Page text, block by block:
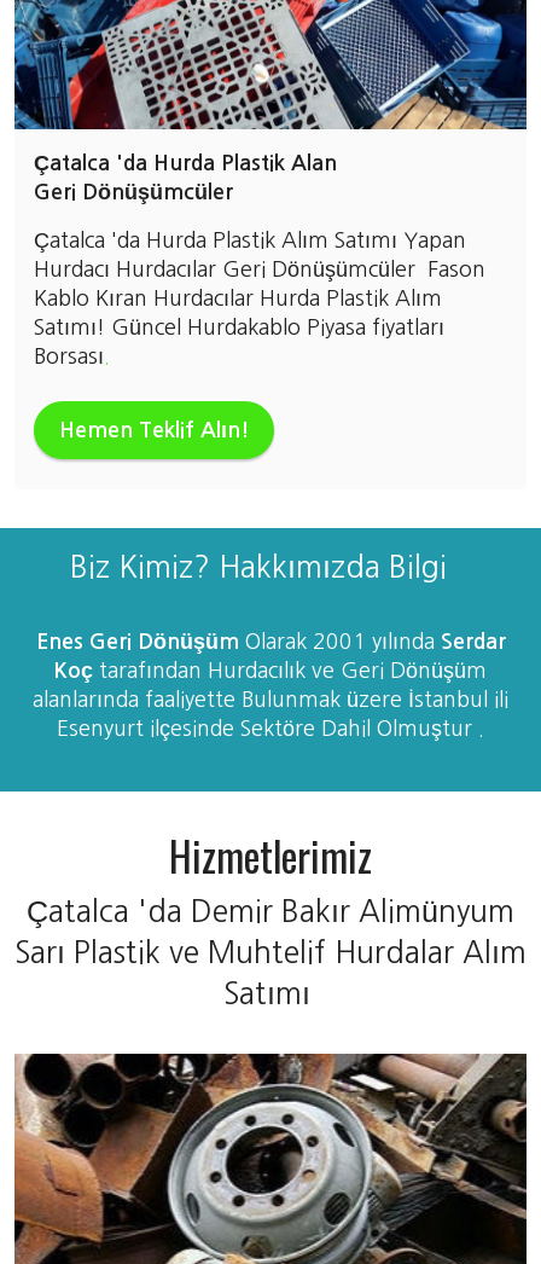
Çatalca 'da Hurda Plastik Alan
Geri Dönüşümcüler
Çatalca 'da Hurda Plastik Alım Satımı Yapan
Hurdacı Hurdacılar Geri Dönüşümcüler Fason
Kablo Kıran Hurdacılar Hurda Plastik Alım
Satımı! Güncel Hurdakablo Piyasa fiyatları
Borsası
Hemen Teklif Alın!
Biz Kimiz? Hakkımızda Bilgi
Enes Geri Dönüşüm Olarak 2001 yılında Serdar
Koç tarafından Hurdacılık ve Geri Dönüşüm
alanlarında faaliyette Bulunmak üzere İstanbul ili
Esenyurt ilçesinde Sektöre Dahil Olmuştur .
Hizmetlerimiz
Çatalca 'da Demir Bakır Alimünyum
Sarı Plastik ve Muhtelif Hurdalar Alım
Satımı